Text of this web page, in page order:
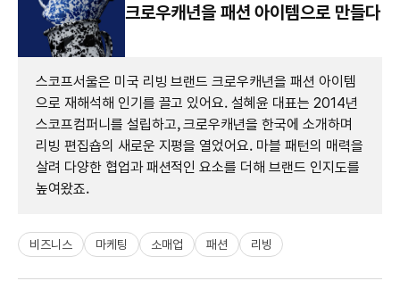
크로우캐년을 패션 아이템으로 만들다
스코프서울은 미국 리빙 브랜드 크로우캐년을 패션 아이템
으로 재해석해 인기를 끌고 있어요. 설혜윤 대표는 2014년
스코프컴퍼니를 설립하고, 크로우캐년을 한국에 소개하며
리빙 편집숍의 새로운 지평을 열었어요. 마블 패턴의 매력을
살려 다양한 협업과 패션적인 요소를 더해 브랜드 인지도를
높여왔죠.
비즈니스 마케팅 소매업 패션 리빙